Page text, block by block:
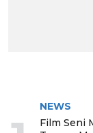
NEWS
Film Seni